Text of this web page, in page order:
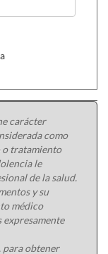
champú y dejar
de costumbre.
de un roll-on con
otros aceites
directamente en el
carácter
como
o tratamiento
le
de la salud.
y su
médico
, para obtener